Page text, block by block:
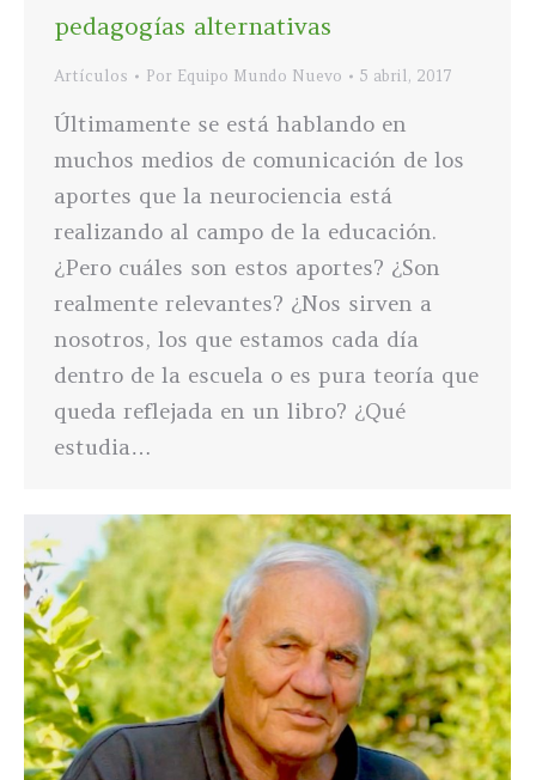
pedagogías alternativas
Artículos Por Equipo Mundo Nuevo 5 abril, 2017
Últimamente se está hablando en
muchos medios de comunicación de los
aportes que la neurociencia está
realizando al campo de la educación.
¿Pero cuáles son estos aportes? ¿Son
realmente relevantes? ¿Nos sirven a
nosotros, los que estamos cada día
dentro de la escuela o es pura teoría que
queda reflejada en un libro? ¿Qué
estudia…